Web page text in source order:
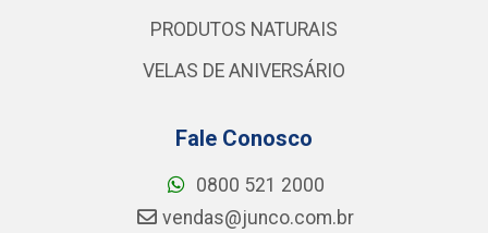
PRODUTOS NATURAIS
VELAS DE ANIVERSÁRIO
Fale Conosco
0800 521 2000
vendas@junco.com.br